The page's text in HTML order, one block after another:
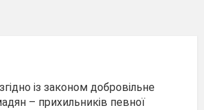
із законом добровільне
– прихильників певної